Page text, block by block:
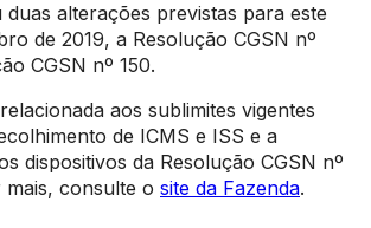
duas alterações previstas para este
de 2019, a Resolução CGSN nº
CGSN nº 150.
aos sublimites vigentes
de ICMS e ISS e a
dispositivos da Resolução CGSN nº
consulte o site da Fazenda.